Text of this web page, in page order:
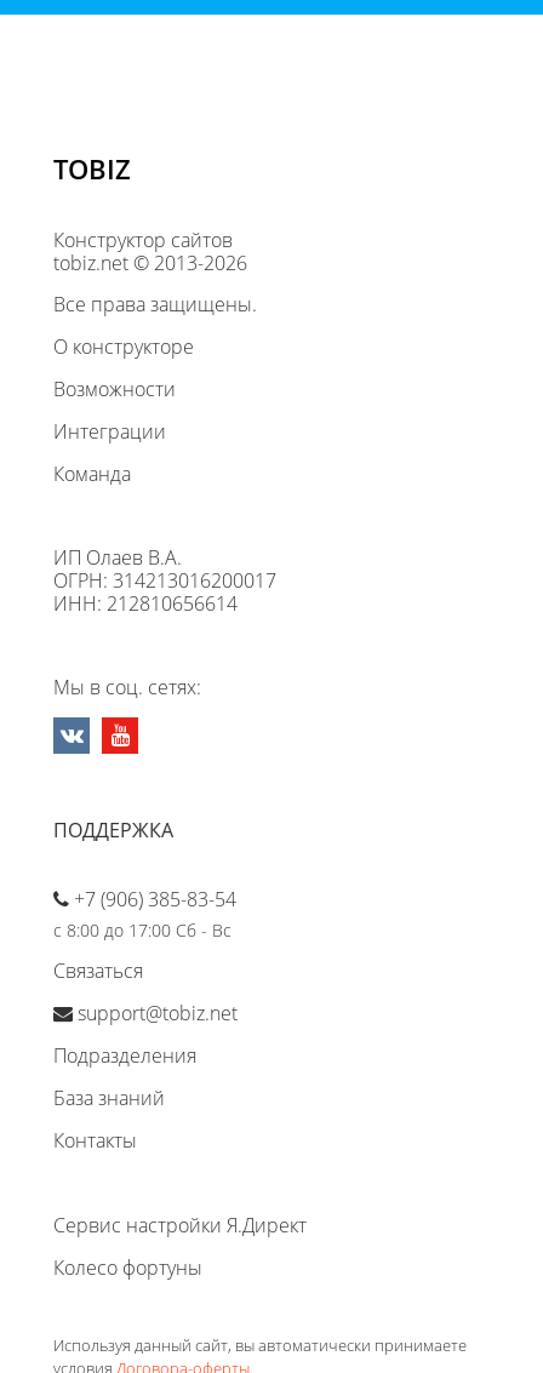
TOBIZ
Конструктор сайтов
tobiz.net © 2013-2026
Все права защищены.
О конструкторе
Возможности
Интеграции
Команда
ИП Олаев В.А.
ОГРН: 314213016200017
ИНН: 212810656614
Мы в соц. сетях:
ПОДДЕРЖКА
+7 (906) 385-83-54
с 8:00 до 17:00 Сб - Вс
Связаться
support@tobiz.net
Подразделения
База знаний
Контакты
Сервис настройки Я.Директ
Колесо фортуны
Используя данный сайт, вы автоматически принимаете
условия Договора-оферты.